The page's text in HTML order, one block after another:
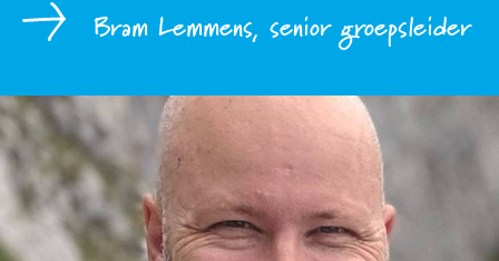
Bram Lemmens, senior groepsleider